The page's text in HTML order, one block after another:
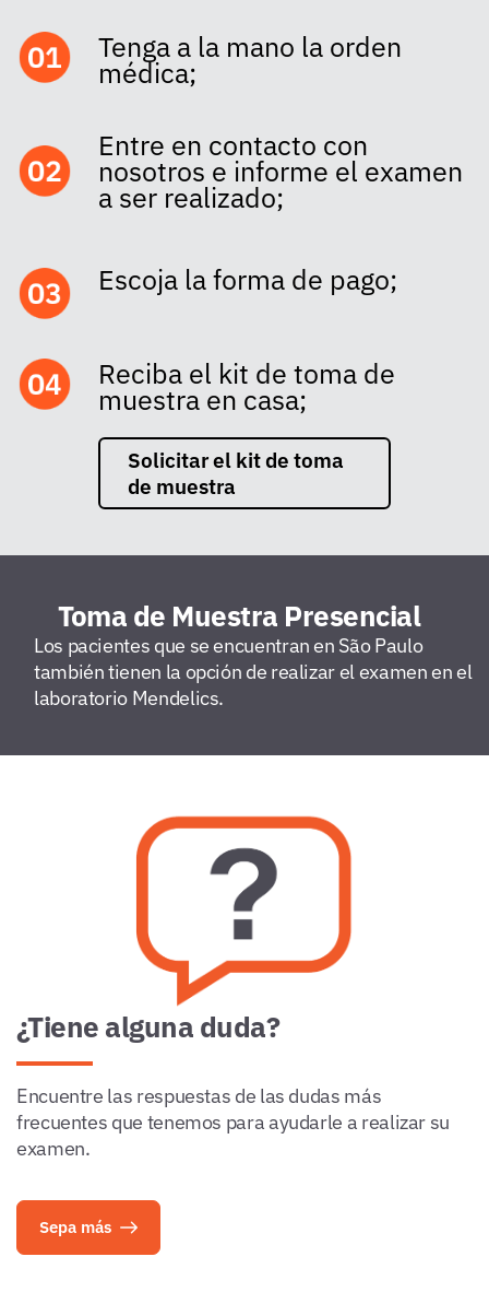
Tenga a la mano la orden
médica;
Entre en contacto con
nosotros e informe el examen
a ser realizado;
Escoja la forma de pago;
Reciba el kit de toma de
muestra en casa;
Solicitar el kit de toma
de muestra
Toma de Muestra Presencial
Los pacientes que se encuentran en São Paulo
también tienen la opción de realizar el examen en el
laboratorio Mendelics.
¿Tiene alguna duda?
Encuentre las respuestas de las dudas más
frecuentes que tenemos para ayudarle a realizar su
examen.
Sepa más